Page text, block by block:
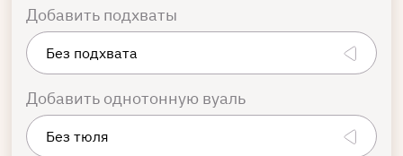
Добавить подхваты
Добавить однотонную вуаль